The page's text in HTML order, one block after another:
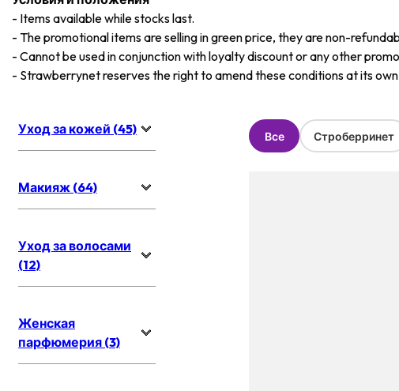
- Items available while stocks last.
- The promotional items are selling in green price, they are non-
- Cannot be used in conjunction with loyalty discount or any other
- Strawberrynet reserves the right to amend these conditions at its
Уход за кожей (45)
Макияж (64)
Уход за волосами
(12)
Женская
парфюмерия (3)
Все Строберринет